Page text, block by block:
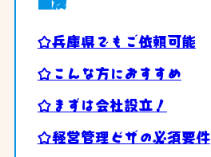
☆兵庫県でもご依頼可能
☆こんな方におすすめ
☆まずは会社設立！
☆経営管理ビザの必須要件